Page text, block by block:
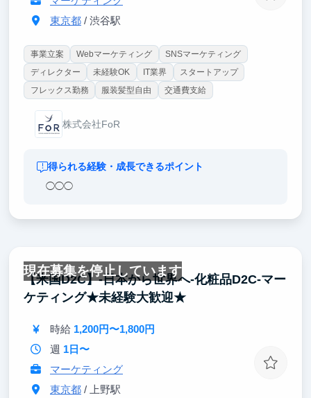
東京都/ 渋谷駅
事業立案 Webマーケティング
SNSマーケティング
ディレクター
未経験OK IT業界
スタートアップ
フレックス勤務
服装髪型自由 交通費支給
株式会社FoR
得られる経験・成長できるポイント
◯◯◯
現在募集を停止しています
【米国D2C】-日本から世界へ-化粧品D2C-マー
ケティング★未経験大歓迎★
時給 1,200円〜1,800円
週 1日〜
マーケティング
東京都/ 上野駅